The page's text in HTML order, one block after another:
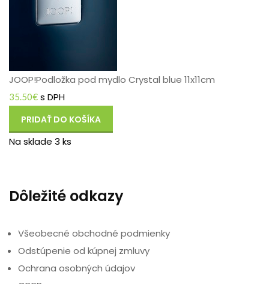
JOOP!Podložka pod mydlo Crystal blue 11x11cm
35.50€ s DPH
PRIDAŤ DO KOŠÍKA
Na sklade 3 ks
Dôležité odkazy
Všeobecné obchodné podmienky
Odstúpenie od kúpnej zmluvy
Ochrana osobných údajov